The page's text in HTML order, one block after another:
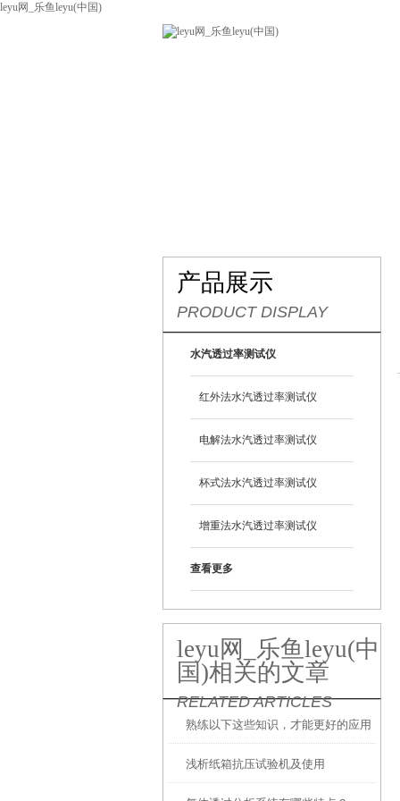
leyu网_乐鱼leyu(中国)
产品展示
PRODUCT DISPLAY
水汽透过率测试仪
红外法水汽透过率测试仪
电解法水汽透过率测试仪
杯式法水汽透过率测试仪
增重法水汽透过率测试仪
查看更多
leyu网_乐鱼leyu(中
国)相关的文章
RELATED ARTICLES
熟练以下这些知识，才能更好的应用
水蒸气透过率测试仪
浅析纸箱抗压试验机及使用